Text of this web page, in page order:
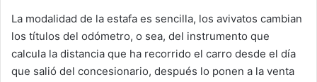
La modalidad de la estafa es sencilla, los avivatos cambian
los títulos del odómetro, o sea, del instrumento que
calcula la distancia que ha recorrido el carro desde el día
que salió del concesionario, después lo ponen a la venta